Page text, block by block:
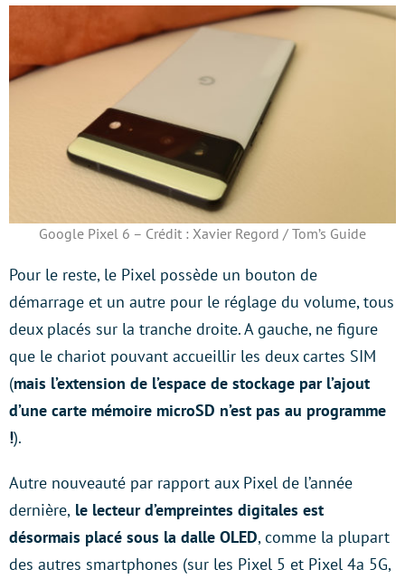
Google Pixel 6 – Crédit : Xavier Regord / Tom’s Guide
Pour le reste, le Pixel possède un bouton de
démarrage et un autre pour le réglage du volume, tous
deux placés sur la tranche droite. A gauche, ne figure
que le chariot pouvant accueillir les deux cartes SIM
(mais l’extension de l’espace de stockage par l’ajout
d’une carte mémoire microSD n’est pas au programme
!).
Autre nouveauté par rapport aux Pixel de l’année
dernière, le lecteur d’empreintes digitales est
désormais placé sous la dalle OLED, comme la plupart
des autres smartphones (sur les Pixel 5 et Pixel 4a 5G,